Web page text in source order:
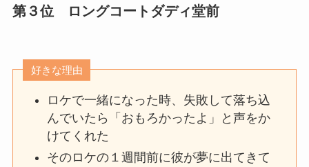
第３位 ロングコートダディ堂前
好きな理由
ロケで一緒になった時、失敗して落ち込
んでいたら「おもろかったよ」と声をか
けてくれた
そのロケの１週間前に彼が夢に出てきて